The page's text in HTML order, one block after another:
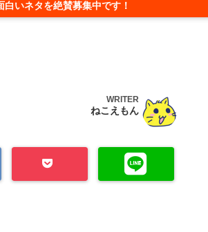
いネタを絶賛募集中です！
WRITER
ねこえもん